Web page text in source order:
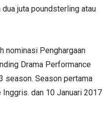
juta poundsterling atau
nominasi Penghargaan
Drama Performance
season. Season pertama
dan 10 Januari 2017